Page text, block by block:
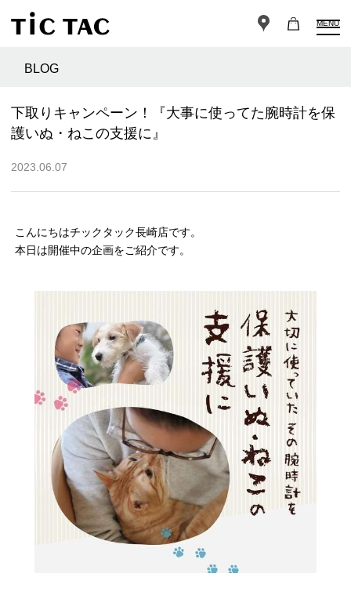
MENU
BLOG
下取りキャンペーン！『大事に使ってた腕時計を保
護いぬ・ねこの支援に』
2023.06.07
こんにちはチックタック長崎店です。
本日は開催中の企画をご紹介です。